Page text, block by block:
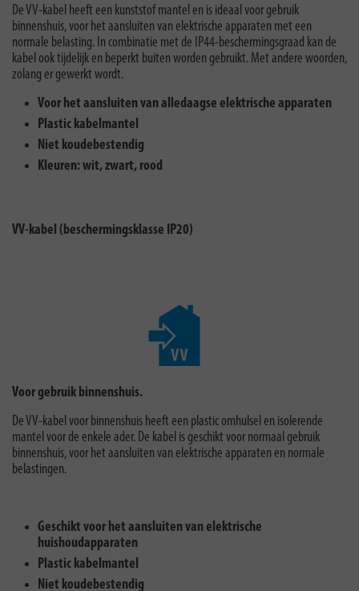
De VV-kabel heeft een kunststof mantel en is ideaal voor gebruik
binnenshuis, voor het aansluiten van elektrische apparaten met een
normale belasting. In combinatie met de IP44-beschermingsgraad kan de
kabel ook tijdelijk en beperkt buiten worden gebruikt. Met andere woorden,
zolang er gewerkt wordt.
Voor het aansluiten van alledaagse elektrische apparaten
Plastic kabelmantel
Niet koudebestendig
Kleuren: wit, zwart, rood
VV-kabel (beschermingsklasse IP20)
Voor gebruik binnenshuis.
De VV-kabel voor binnenshuis heeft een plastic omhulsel en isolerende
mantel voor de enkele ader. De kabel is geschikt voor normaal gebruik
binnenshuis, voor het aansluiten van elektrische apparaten en normale
belastingen.
Geschikt voor het aansluiten van elektrische
huishoudapparaten
Plastic kabelmantel
Niet koudebestendig